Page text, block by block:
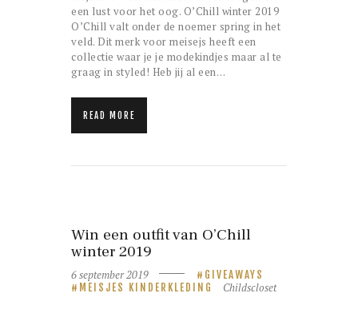
een lust voor het oog. O’Chill winter 2019
O’Chill valt onder de noemer spring in het
veld. Dit merk voor meisejs heeft een
collectie waar je je modekindjes maar al te
graag in styled! Heb jij al een…
READ MORE
Win een outfit van O’Chill
winter 2019
6 september 2019
GIVEAWAYS
MEISJES KINDERKLEDING
Childscloset